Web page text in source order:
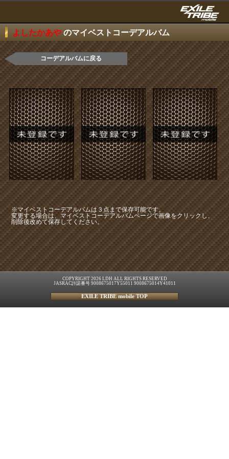
よしたかあや のマイベストコーデアルバム
コーデアルバムに戻る
※マイベストコーデアルバムは３点まで保存可能です。
変更する場合は、マイベストコーデアルバムページで画像をクリックし、
削除後改めて保存してください。
COPYRIGHT 2026 LDH ALL RIGHTS RESERVED
JASRAC許諾番号 9008675017Y55011 9008675014Y41011
EXILE TRIBE mobile TOP